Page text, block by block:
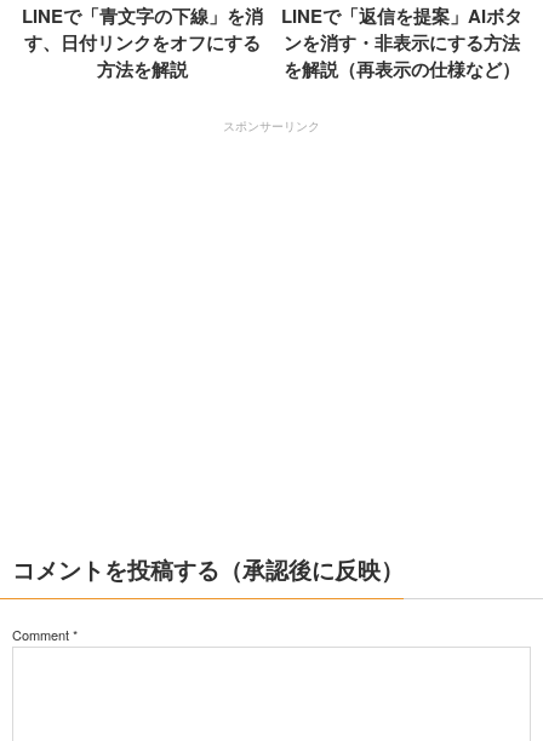
LINEで「青文字の下線」を消
す、日付リンクをオフにする
方法を解説
LINEで「返信を提案」AIボタ
ンを消す・非表示にする方法
を解説（再表示の仕様など）
スポンサーリンク
コメントを投稿する（承認後に反映）
Comment*